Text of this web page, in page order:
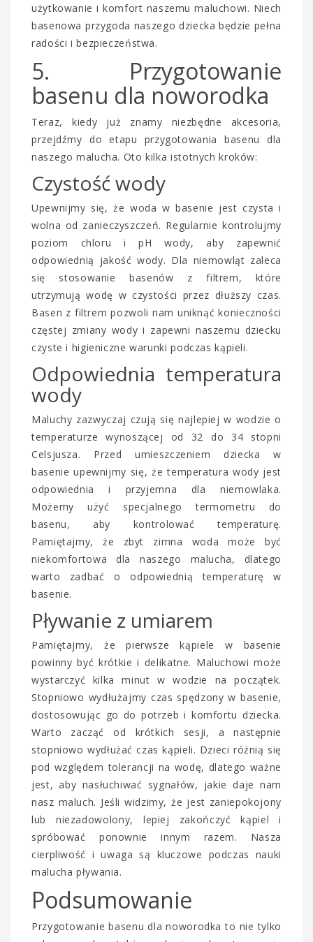
użytkowanie i komfort naszemu maluchowi. Niech
basenowa przygoda naszego dziecka będzie pełna
radości i bezpieczeństwa.
5. Przygotowanie
basenu dla noworodka
Teraz, kiedy już znamy niezbędne akcesoria,
przejdźmy do etapu przygotowania basenu dla
naszego malucha. Oto kilka istotnych kroków:
Czystość wody
Upewnijmy się, że woda w basenie jest czysta i
wolna od zanieczyszczeń. Regularnie kontrolujmy
poziom chloru i pH wody, aby zapewnić
odpowiednią jakość wody. Dla niemowląt zaleca
się stosowanie basenów z filtrem, które
utrzymują wodę w czystości przez dłuższy czas.
Basen z filtrem pozwoli nam uniknąć konieczności
częstej zmiany wody i zapewni naszemu dziecku
czyste i higieniczne warunki podczas kąpieli.
Odpowiednia temperatura
wody
Maluchy zazwyczaj czują się najlepiej w wodzie o
temperaturze wynoszącej od 32 do 34 stopni
Celsjusza. Przed umieszczeniem dziecka w
basenie upewnijmy się, że temperatura wody jest
odpowiednia i przyjemna dla niemowlaka.
Możemy użyć specjalnego termometru do
basenu, aby kontrolować temperaturę.
Pamiętajmy, że zbyt zimna woda może być
niekomfortowa dla naszego malucha, dlatego
warto zadbać o odpowiednią temperaturę w
basenie.
Pływanie z umiarem
Pamiętajmy, że pierwsze kąpiele w basenie
powinny być krótkie i delikatne. Maluchowi może
wystarczyć kilka minut w wodzie na początek.
Stopniowo wydłużajmy czas spędzony w basenie,
dostosowując go do potrzeb i komfortu dziecka.
Warto zacząć od krótkich sesji, a następnie
stopniowo wydłużać czas kąpieli. Dzieci różnią się
pod względem tolerancji na wodę, dlatego ważne
jest, aby nasłuchiwać sygnałów, jakie daje nam
nasz maluch. Jeśli widzimy, że jest zaniepokojony
lub niezadowolony, lepiej zakończyć kąpiel i
spróbować ponownie innym razem. Nasza
cierpliwość i uwaga są kluczowe podczas nauki
malucha pływania.
Podsumowanie
Przygotowanie basenu dla noworodka to nie tylko